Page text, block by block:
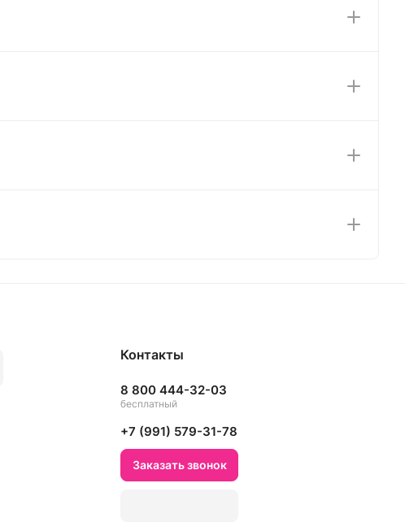
Контакты
8 800 444-32-03
бесплатный
+7 (991) 579-31-78
Заказать звонок